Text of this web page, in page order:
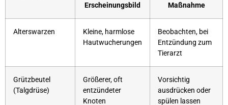
Erscheinungsbild
Maßnahme
Alterswarzen
Kleine, harmlose
Hautwucherungen
Beobachten, bei
Entzündung zum
Tierarzt
Grützbeutel
(Talgdrüse)
Größerer, oft
entzündeter
Knoten
Vorsichtig
ausdrücken oder
spülen lassen